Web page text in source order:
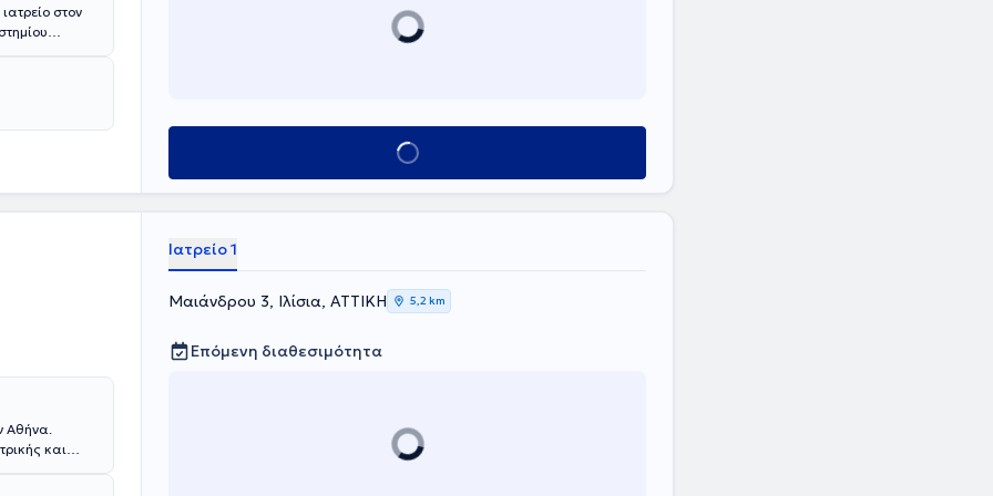
στον
Κεντρικά
του
της
υπερήχου
και στη
στη
στην
και
Κλείσε ραντεβού
Αθήνα.
και
του
Ιατρείο 1
Μαιάνδρου 3, Ιλίσια, ΑΤΤΙΚΗ 5,2 km
Επόμενη διαθεσιμότητα